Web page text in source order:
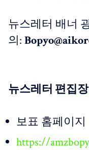
뉴스레터 배너
의:
뉴스레터 편집
보표 홈페이지
https://